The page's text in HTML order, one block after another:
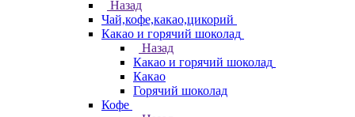
Назад
Чай,кофе,какао,цикорий
Какао и горячий шоколад
Назад
Какао и горячий шоколад
Какао
Горячий шоколад
Кофе